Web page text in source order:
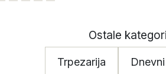
Ostale
Trpezarija